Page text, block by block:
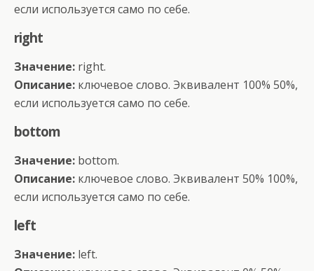
если используется само по себе.
right
Значение: right.
Описание: ключевое слово. Эквивалент 100% 50%,
если используется само по себе.
bottom
Значение: bottom.
Описание: ключевое слово. Эквивалент 50% 100%,
если используется само по себе.
left
Значение: left.